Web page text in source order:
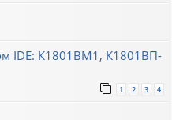
IDE: К1801ВМ1, К1801ВП-
1 2 3 4